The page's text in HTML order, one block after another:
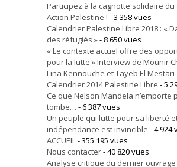
Participez à la cagnotte solidaire du
Action Palestine ! - 3 358 vues
Calendrier Palestine Libre 2018 : «
des réfugiés »- 8 650 vues
« Le contexte actuel offre des
pour la lutte » Interview de Mounir
Lina Kennouche et Tayeb El Mestari
Calendrier 2014 Palestine Libre - 5
Ce que Nelson Mandela n’emporte
tombe… - 6 387 vues
Un peuple qui lutte pour sa liberté
indépendance est invincible - 4 924
ACCUEIL- 355 195 vues
Nous contacter- 40 820 vues
Analyse critique du dernier ouvrage